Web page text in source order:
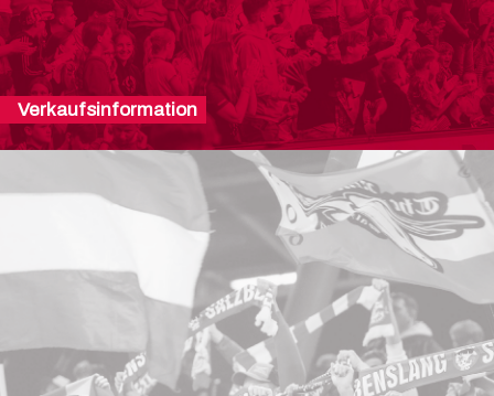
Verkaufsinformation